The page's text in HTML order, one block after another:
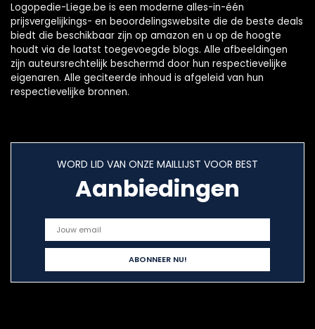
Logopedie-Liege.be is een moderne alles-in-één
prijsvergelijkings- en beoordelingswebsite die de beste deals
biedt die beschikbaar zijn op amazon en u op de hoogte
houdt via de laatst toegevoegde blogs. Alle afbeeldingen
zijn auteursrechtelijk beschermd door hun respectievelijke
eigenaren. Alle geciteerde inhoud is afgeleid van hun
respectievelijke bronnen.
WORD LID VAN ONZE MAILLIJST VOOR BEST
Aanbiedingen